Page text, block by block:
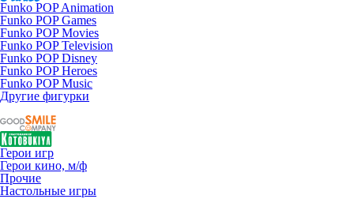
Funko POP Animation
Funko POP Games
Funko POP Movies
Funko POP Television
Funko POP Disney
Funko POP Heroes
Funko POP Music
Другие фигурки
Герои игр
Герои кино, м/ф
Прочие
Настольные игры